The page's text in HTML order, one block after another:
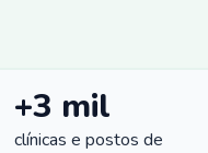
+3 mil
clínicas e postos de